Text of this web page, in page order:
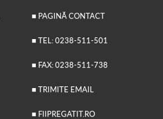
■ PAGINĂ CONTACT
■ TEL: 0238-511-501
■ FAX: 0238-511-738
■ TRIMITE EMAIL
■ FIIPREGATIT.RO